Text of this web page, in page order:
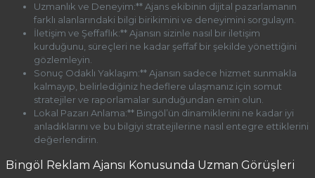
Uzmanlık ve Deneyim:** Ajans ekibinin dijital pazarlamanın
farklı alanlarındaki bilgi birikimini ve deneyimini sorgulayın.
İletişim ve Şeffaflık:** Ajansın sizinle nasıl bir iletişim
kurduğunu, süreçleri ne kadar şeffaf bir şekilde yönettiğini
gözlemleyin.
Sonuç Odaklı Yaklaşım:** Ajansın sadece hizmet sunmakla
kalmayıp, belirlediğiniz hedeflere ulaşmanız için somut
stratejiler ve raporlamalar sunduğundan emin olun.
Lokal Pazarı Anlama:** Bingöl’ün dinamiklerini ne kadar iyi
anladıklarını ve bu bilgiyi stratejilerine nasıl entegre ettiklerini
değerlendirin.
Bingöl Reklam Ajansı Konusunda Uzman Görüşleri